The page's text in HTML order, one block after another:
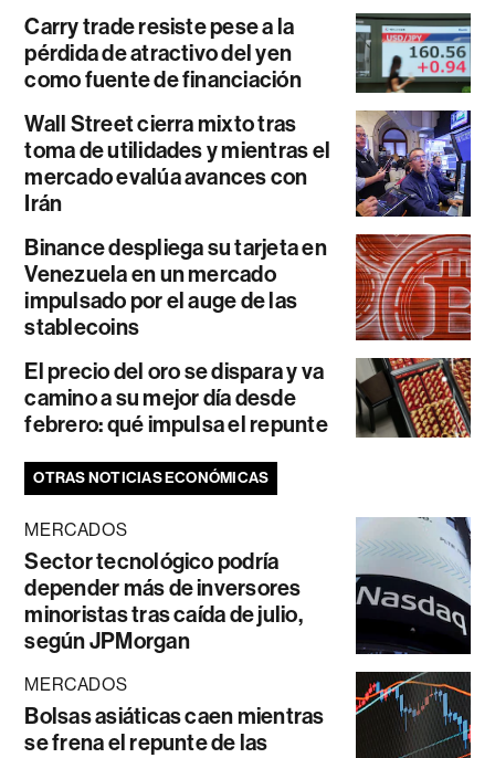
Carry trade resiste pese a la
pérdida de atractivo del yen
como fuente de financiación
Wall Street cierra mixto tras
toma de utilidades y mientras el
mercado evalúa avances con
Irán
Binance despliega su tarjeta en
Venezuela en un mercado
impulsado por el auge de las
stablecoins
El precio del oro se dispara y va
camino a su mejor día desde
febrero: qué impulsa el repunte
OTRAS NOTICIAS ECONÓMICAS
MERCADOS
Sector tecnológico podría
depender más de inversores
minoristas tras caída de julio,
según JPMorgan
MERCADOS
Bolsas asiáticas caen mientras
se frena el repunte de las